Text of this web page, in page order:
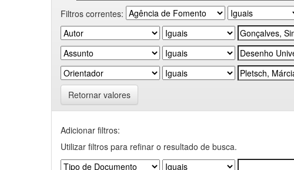
Filtros correntes:
Retornar valores
Adicionar filtros:
Utilizar filtros para refinar o resultado de busca.